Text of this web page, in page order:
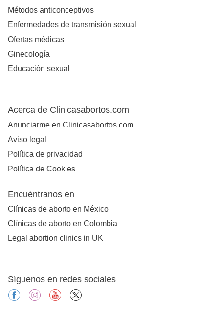
Métodos anticonceptivos
Enfermedades de transmisión sexual
Ofertas médicas
Ginecología
Educación sexual
Acerca de Clinicasabortos.com
Anunciarme en Clinicasabortos.com
Aviso legal
Política de privacidad
Política de Cookies
Encuéntranos en
Clínicas de aborto en México
Clínicas de aborto en Colombia
Legal abortion clinics in UK
Síguenos en redes sociales
facebookinstagramyoutube